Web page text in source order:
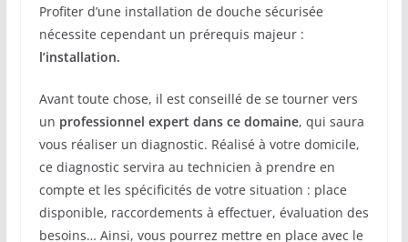
Profiter d’une installation de douche sécurisée
nécessite cependant un prérequis majeur :
l’installation.
Avant toute chose, il est conseillé de se tourner vers
un professionnel expert dans ce domaine, qui saura
vous réaliser un diagnostic. Réalisé à votre domicile,
ce diagnostic servira au technicien à prendre en
compte et les spécificités de votre situation : place
disponible, raccordements à effectuer, évaluation des
besoins… Ainsi, vous pourrez mettre en place avec le